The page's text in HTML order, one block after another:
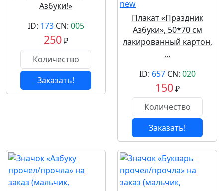
Азбуки!»
ID: 173CN: 005
250₽
Заказать!
Плакат «Праздник
Азбуки», 50*70 см
лакированный картон,
…
ID: 657CN: 020
150₽
Заказать!